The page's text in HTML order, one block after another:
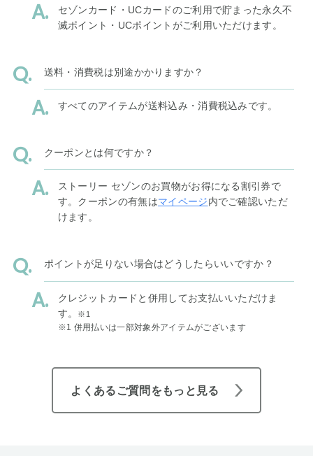
セゾンカード・UCカードのご利用で貯まった永久不
滅ポイント・UCポイントがご利用いただけます。
送料・消費税は別途かかりますか？
すべてのアイテムが送料込み・消費税込みです。
クーポンとは何ですか？
ストーリー セゾンのお買物がお得になる割引券で
す。クーポンの有無はマイページ内でご確認いただ
けます。
ポイントが足りない場合はどうしたらいいですか？
クレジットカードと併用してお支払いいただけま
す。
※1
※1 併用払いは一部対象外アイテムがございます
よくあるご質問をもっと見る